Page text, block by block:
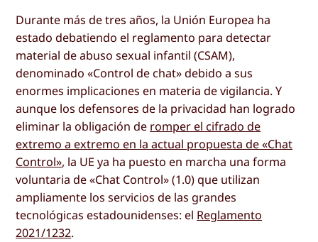
Durante más de tres años, la Unión Europea ha
estado debatiendo el reglamento para detectar
material de abuso sexual infantil (CSAM),
denominado «Control de chat» debido a sus
enormes implicaciones en materia de vigilancia. Y
aunque los defensores de la privacidad han logrado
eliminar la obligación de romper el cifrado de
extremo a extremo en la actual propuesta de «Chat
Control», la UE ya ha puesto en marcha una forma
voluntaria de «Chat Control» (1.0) que utilizan
ampliamente los servicios de las grandes
tecnológicas estadounidenses: el Reglamento
2021/1232.